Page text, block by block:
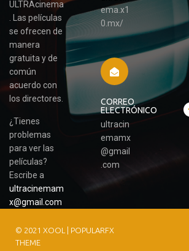
ULTRAcinema
. Las películas
se ofrecen de
manera
gratuita y de
común
acuerdo con
los directores.
¿Tienes
problemas
para ver las
películas?
Escribe a
ultracinemam
x@gmail.com
ema.x1
0.mx/
CORREO
ELECTRÓNICO
ultracin
emamx
@gmail
.com
© 2021 XOOL | POPULARFX
THEME